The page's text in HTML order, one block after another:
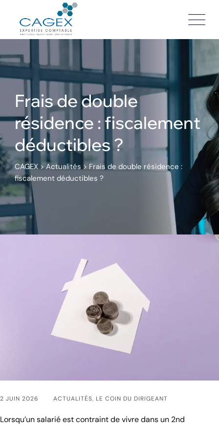
content
Frais de double
résidence : fiscalement
déductibles ?
CAGEX>Actualités > Frais de double résidence :
fiscalement déductibles ?
2 JUIN 2026 ACTUALITÉS, LE COIN DU DIRIGEANT
Lorsqu’un salarié est contraint de vivre dans un 2nd